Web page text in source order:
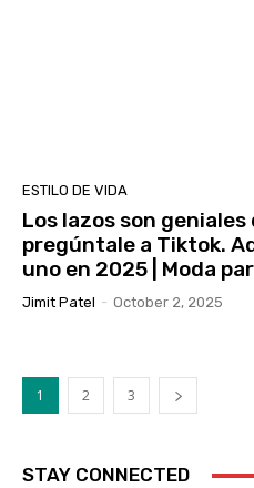
ESTILO DE VIDA
Los lazos son geniales
pregúntale a Tiktok.
uno en 2025 | Moda
Jimit Patel - October 2, 2025
1 2 3
STAY CONNECTED